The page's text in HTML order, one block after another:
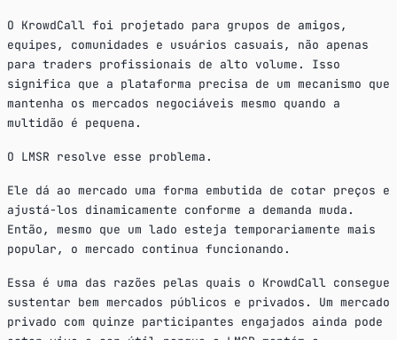
O KrowdCall foi projetado para grupos de amigos,
equipes, comunidades e usuários casuais, não apenas
para traders profissionais de alto volume. Isso
significa que a plataforma precisa de um mecanismo que
mantenha os mercados negociáveis mesmo quando a
multidão é pequena.
O LMSR resolve esse problema.
Ele dá ao mercado uma forma embutida de cotar preços e
ajustá-los dinamicamente conforme a demanda muda.
Então, mesmo que um lado esteja temporariamente mais
popular, o mercado continua funcionando.
Essa é uma das razões pelas quais o KrowdCall consegue
sustentar bem mercados públicos e privados. Um mercado
privado com quinze participantes engajados ainda pode